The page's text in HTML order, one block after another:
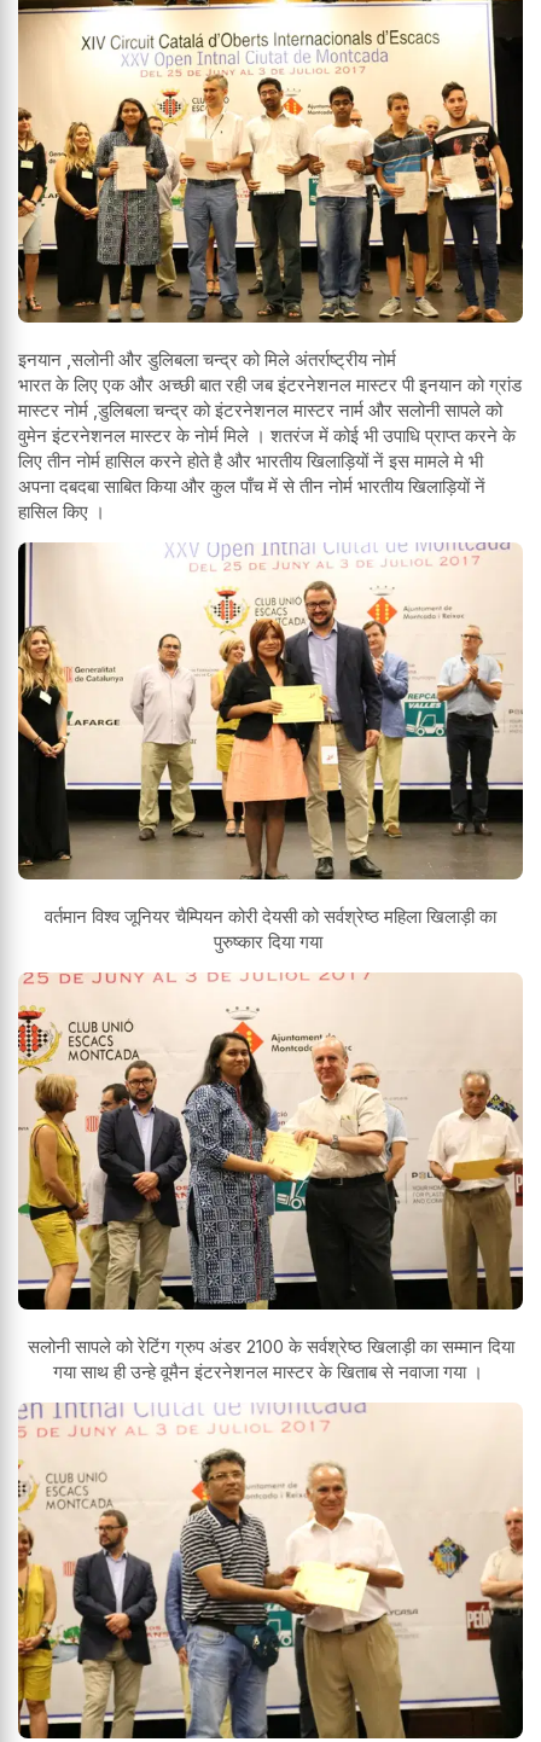
इनयान ,सलोनी और डुलिबला चन्द्र को मिले अंतर्राष्ट्रीय नोर्म
भारत के लिए एक और अच्छी बात रही जब इंटरनेशनल मास्टर पी इनयान को ग्रांड
मास्टर नोर्म ,डुलिबला चन्द्र को इंटरनेशनल मास्टर नार्म और सलोनी सापले को
वुमेन इंटरनेशनल मास्टर के नोर्म मिले । शतरंज में कोई भी उपाधि प्राप्त करने के
लिए तीन नोर्म हासिल करने होते है और भारतीय खिलाड़ियों नें इस मामले मे भी
अपना दबदबा साबित किया और कुल पाँच में से तीन नोर्म भारतीय खिलाड़ियों नें
हासिल किए ।
वर्तमान विश्व जूनियर चैम्पियन कोरी देयसी को सर्वश्रेष्ठ महिला खिलाड़ी का
पुरुष्कार दिया गया
सलोनी सापले को रेटिंग ग्रुप अंडर 2100 के सर्वश्रेष्ठ खिलाड़ी का सम्मान दिया
गया साथ ही उन्हे वूमैन इंटरनेशनल मास्टर के खिताब से नवाजा गया ।